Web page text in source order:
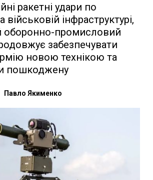
ракетні удари по
військовій інфраструктурі,
оборонно-промисловий
забезпечувати
новою технікою та
пошкоджену
Павло Якименко